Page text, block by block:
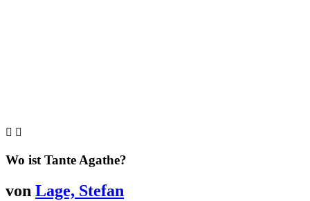
 
Wo ist Tante Agathe?
von Lage, Stefan